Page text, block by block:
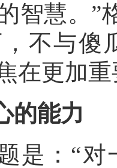
智慧。”
不与傻
在更加
的能力
是：“